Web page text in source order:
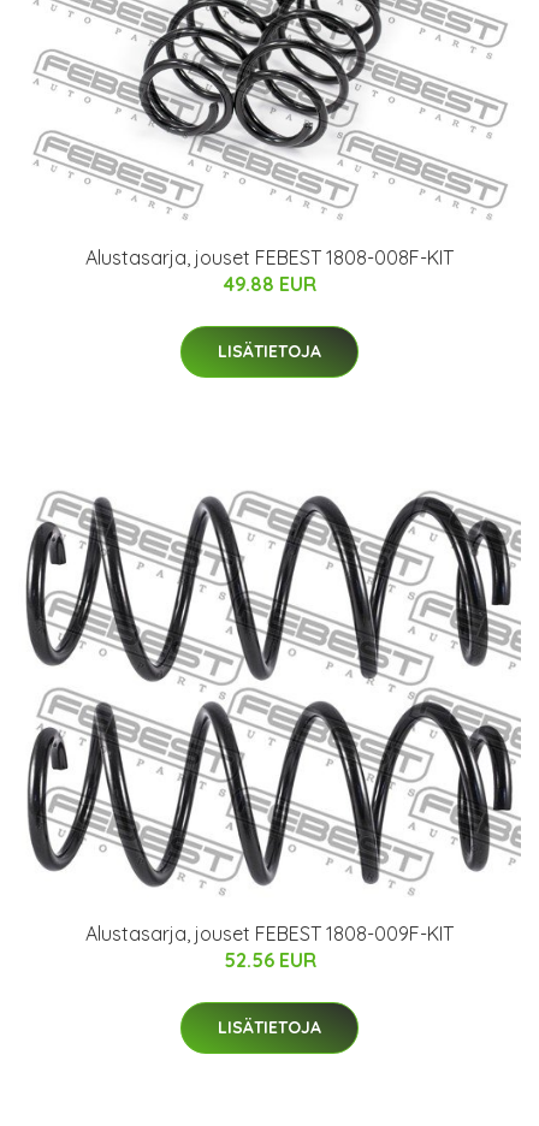
Alustasarja, jouset FEBEST 1808-008F-KIT
49.88 EUR
LISÄTIETOJA
Alustasarja, jouset FEBEST 1808-009F-KIT
52.56 EUR
LISÄTIETOJA